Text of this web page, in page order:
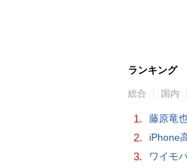
ランキング
総合 国内
1. 藤原竜也さん、「SKYSEA
2. iPhone
3. ワイモ